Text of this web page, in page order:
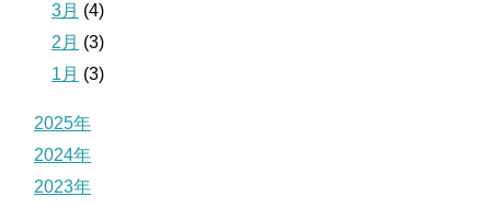
3月 (4)
2月 (3)
1月 (3)
2025年
2024年
2023年